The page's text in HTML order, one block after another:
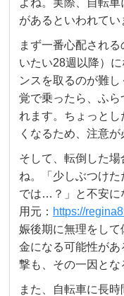
があるといわれてい
まず一番心配される
いたい28週以降）
ンスを取るのが難
覚で乗ったら、ふ
れます。ちょっと
くなるため、注意が
そして、転倒した場
ね。「少しぶつけ
では…？」と不安に
用元： https://
娠後期に無理をして
金になる可能性が
撃も、その一因とな
また、自転車に長